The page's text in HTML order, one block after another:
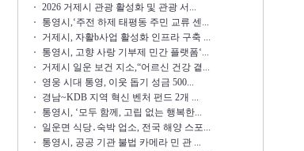
2026 거제시 관광 활성화 및 관광 서...
통영시,‘주전 하제 태평동 주민 교류 센...
거제시, 자활b사업 활성화 인프라 구축 ...
통영시, 고향 사랑 기부제 민간 플랫폼‘...
거제시 일운 보건 지소,“어르신 건강 곁...
영웅 시대 통영, 이웃 돕기 성금 500...
경남~KDB 지역 혁신 벤처 펀드 2개 ...
통영시, ‘모두 함께, 고립 없는 행복한...
일운면 식당․숙박 업소, 전국 해양 스포...
통영시, 공공 기관 불법 카메라 민 관 ...